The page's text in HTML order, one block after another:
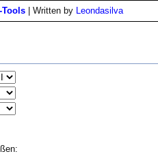
Tools | Written by Leondasilva